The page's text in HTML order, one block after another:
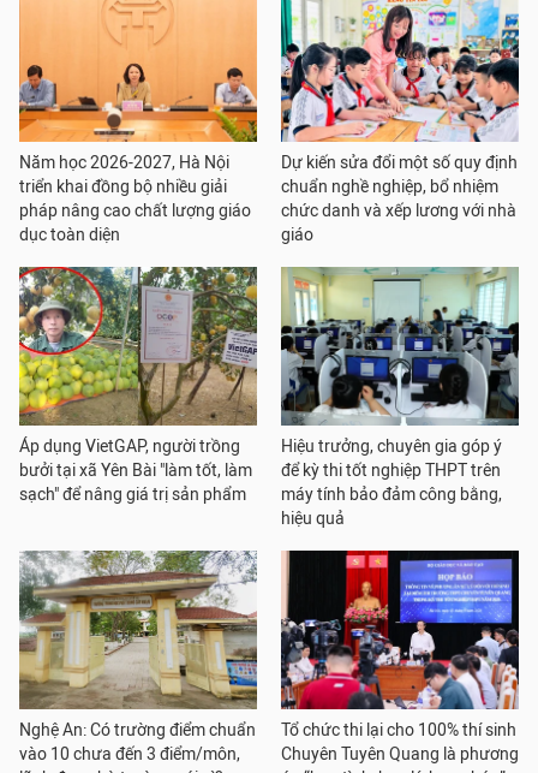
Năm học 2026-2027, Hà Nội
triển khai đồng bộ nhiều giải
pháp nâng cao chất lượng giáo
dục toàn diện
Dự kiến sửa đổi một số quy định
chuẩn nghề nghiệp, bổ nhiệm
chức danh và xếp lương với nhà
giáo
Áp dụng VietGAP, người trồng
bưởi tại xã Yên Bài "làm tốt, làm
sạch" để nâng giá trị sản phẩm
Hiệu trưởng, chuyên gia góp ý
để kỳ thi tốt nghiệp THPT trên
máy tính bảo đảm công bằng,
hiệu quả
Nghệ An: Có trường điểm chuẩn
vào 10 chưa đến 3 điểm/môn,
Tổ chức thi lại cho 100% thí sinh
Chuyên Tuyên Quang là phương